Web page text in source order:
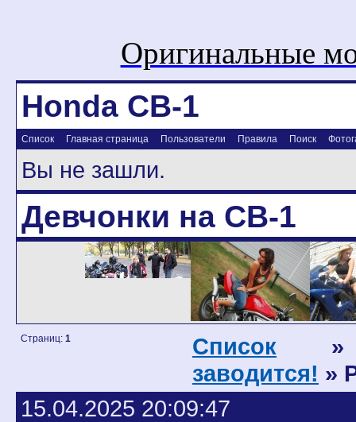
Оригинальные
Honda CB-1
Список Главная страница Пользователи Правила Поиск
Вы не зашли.
Девчонки на CB-1
Страниц: 1 Список
заводится! »
15.04.2025 20:09:47